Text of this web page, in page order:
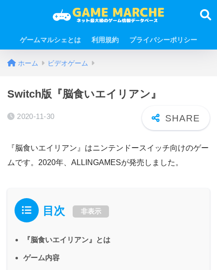
ゲームマルシェとは 利用規約 プライバシーポリシー
ホーム ビデオゲーム
Switch版『脳食いエイリアン』
2020-11-30
『脳食いエイリアン』はニンテンドースイッチ向けのゲー
ムです。2020年、ALLINGAMESが発売しました。
目次 非表示
『脳食いエイリアン』とは
ゲーム内容